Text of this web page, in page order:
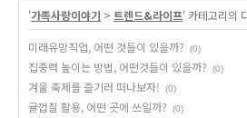
'가족사랑이야기 > 트렌드&라이프' 카테고리의
미래유망직업, 어떤 것들이 있을까? (0)
집중력 높이는 방법, 어떤것들이 있을까? (0)
겨울 축제를 즐기러 떠나보자! (0)
귤껍질 활용, 어떤 곳에 쓰일까? (0)